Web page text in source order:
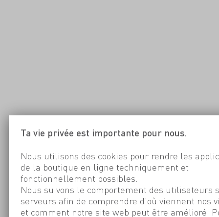
Ta vie privée est importante pour nous.
Nous utilisons des cookies pour rendre les
de la boutique en ligne techniquement et
fonctionnellement possibles.
Nous suivons le comportement des utilisateurs
serveurs afin de comprendre d'où viennent nos
et comment notre site web peut être amélioré.